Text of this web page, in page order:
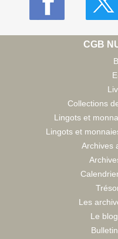
CGB
Collections
Lingots et
Lingots et
Archives
Les
Le